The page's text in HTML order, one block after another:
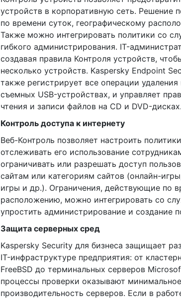
устройств в корпоративную сеть. Решение
по времени суток, географическому
Также можно интегрировать политики со
гибкого администрирования. IT-
создавая правила Контроля устройств,
несколько устройств. Kaspersky Endpoint
также регистрирует все операции
съемных USB-устройствах, и управляет
чтения и записи файлов на CD и DVD-дисках.
Контроль доступа к интернету
Веб-Контроль позволяет настроить
отслеживать его использование
ограничивать или разрешать доступ
сайтам или категориям сайтов (онлайн-
игры и др.). Ограничения, действующие по
расположению, можно интегрировать со
упростить администрирование и создание
Защита серверных сред
Kaspersky Security для бизнеса защищает
IT-инфраструктуре предприятия: от
FreeBSD до терминальных серверов
процессы проверки оказывают
производительность серверов. Если в